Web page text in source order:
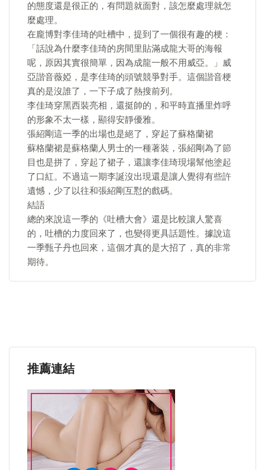
的態度還是很正的，有問題就面對，該怎麼處理就怎
麼處理。
在龐博對李佳琦的吐槽中，提到了一個很有趣的梗：
「話說為什麼李佳琦的房間里貼滿成龍大哥的海報
呢，原因其實很簡單，因為成龍一般不用威亞。」威
亞諧音薇婭，是李佳琦的頭號競爭對手。這個諧音梗
真的是沒誰了，一下子成了熱搜前列。
李佳琦穿黑西裝亮相，還挺帥的，和平時直播里炸呼
的形象不太一樣，顯得安靜優雅。
張紹剛這一季的出場也是絕了，穿起了蘇格蘭裙
蘇格蘭裙是蘇格蘭人男士的一種著裝，張紹剛為了節
目也是拼了，穿起了裙子，還讓李佳琦現場幫他塗起
了口紅。不過這一期李誕沒出現還是讓人覺得有些許
遺憾，少了以往和張紹剛互懟的戲碼。
結語
總的來說這一季的《吐槽大會》還是比較讓人驚喜
的，吐槽的力度回來了，也變得更具話題性。據說這
一季甄子丹也回來，這個才真的是大招了，真的非常
期待。
推薦連結